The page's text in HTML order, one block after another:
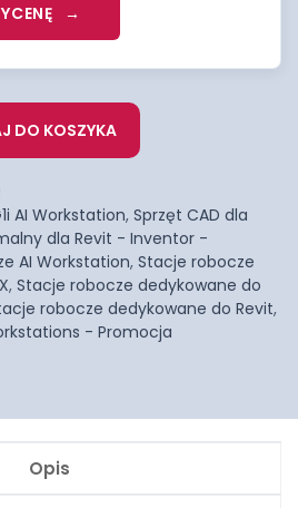
DO KOSZYKA
AI Workstation, Sprzęt CAD dla
dla Revit - Inventor -
AI Workstation, Stacje robocze
, Stacje robocze dedykowane do
robocze dedykowane do Revit,
- Promocja
Opis